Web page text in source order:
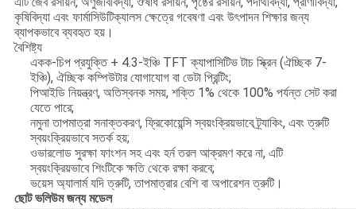
কৃষিবিদ্যা এবং ফার্মাসিউটিক্যালস ক্ষেত্রে গবেষণা এবং উৎপাদন শিক্ষার জন্য
ব্যাপকভাবে ব্যবহৃত হয়।
বৈশিষ্ট্য
একক-চিপ প্রযুক্তি + 4.3-ইঞ্চি TFT ক্যাপাসিটিভ টাচ স্ক্রিন (ঐচ্ছিক 7-
ইঞ্চি), ঐচ্ছিক কম্পিউটার যোগাযোগ বা ডেটা প্রিন্টিং;
পিআইডি নিয়ন্ত্রণ, অতিস্বনক সময়, শক্তি 1% থেকে 100% পর্যন্ত সেট করা
যেতে পারে;
নমুনা তাপমাত্রা সনাক্তকরণ, ফ্রিকোয়েন্সি স্বয়ংক্রিয়ভাবে ট্র্যাকিং, এবং ত্রুটি
স্বয়ংক্রিয়ভাবে সতর্ক হয়;
ওভারলোড সুরক্ষা ফাংশন সহ এবং হর্ন তরল আক্রমণ করে না, এটি
স্বয়ংক্রিয়ভাবে শিংটিকে ক্ষতি থেকে রক্ষা করবে;
ভয়েস অ্যালার্ম যদি ত্রুটি, তাপমাত্রার বেশি বা অপারেশন ত্রুটি।
ছোট ভলিউম জন্য মডেল